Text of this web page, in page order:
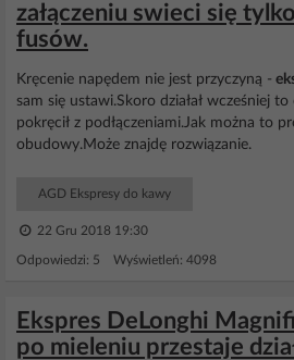
załączeniu swieci się
fusów.
Kręcenie napędem nie jest przyczyną -
sam się ustawi.Skoro działał wcześniej
pokręcił z podłączeniami.Jak można to
obudowy.Może znajdę rozwiązanie.
AGD Ekspresy do kawy
22 Gru 2018 19:30
Odpowiedzi: 5 Wyświetleń: 4098
Ekspres DeLonghi
po mieleniu przestaje